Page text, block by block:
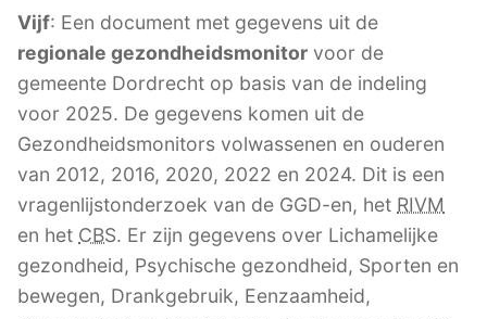
Vijf: Een document met gegevens uit de
regionale gezondheidsmonitor voor de
gemeente Dordrecht op basis van de indeling
voor 2025. De gegevens komen uit de
Gezondheidsmonitors volwassenen en ouderen
van 2012, 2016, 2020, 2022 en 2024. Dit is een
vragenlijstonderzoek van de GGD-en, het RIVM
en het CBS. Er zijn gegevens over Lichamelijke
gezondheid, Psychische gezondheid, Sporten en
bewegen, Drankgebruik, Eenzaamheid,